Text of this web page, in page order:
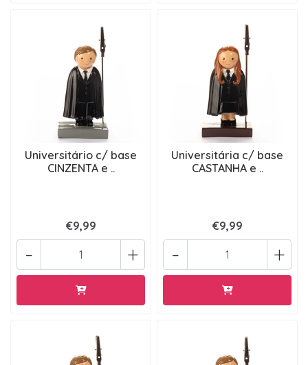
Universitário c/ base
CINZENTA e ..
€9,99
+
-
Universitária c/ base
CASTANHA e ..
€9,99
+
-